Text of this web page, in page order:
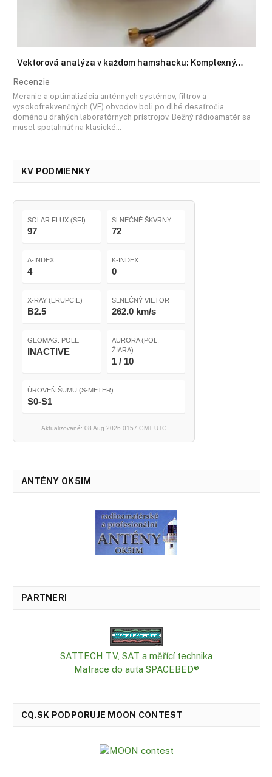
Vektorová analýza v každom hamshacku: Komplexný…
Recenzie
Meranie a optimalizácia anténnych systémov, filtrov a
vysokofrekvenčných (VF) obvodov boli po dlhé desaťročia
doménou drahých laboratórnych prístrojov. Bežný rádioamatér sa
musel spoľahnúť na klasické…
KV PODMIENKY
SOLAR FLUX (SFI)
97
SLNEČNÉ ŠKVRNY
72
A-INDEX
4
K-INDEX
0
X-RAY (ERUPCIE)
B2.5
SLNEČNÝ VIETOR
262.0 km/s
GEOMAG. POLE
INACTIVE
AURORA (POL.
ŽIARA)
1 / 10
ÚROVEŇ ŠUMU (S-METER)
S0-S1
Aktualizované: 08 Aug 2026 0157 GMT UTC
ANTÉNY OK5IM
PARTNERI
SATTECH TV, SAT a měřící technika
Matrace do auta SPACEBED®
CQ.SK PODPORUJE MOON CONTEST